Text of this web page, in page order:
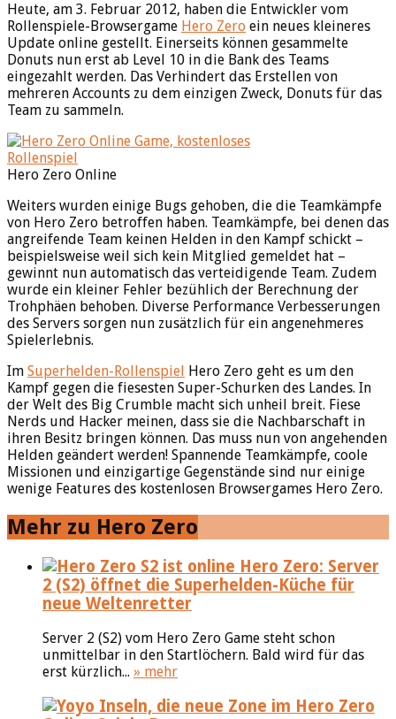
Heute, am 3. Februar 2012, haben die Entwickler vom
Rollenspiele-Browsergame Hero Zero ein neues kleineres
Update online gestellt. Einerseits können gesammelte
Donuts nun erst ab Level 10 in die Bank des Teams
eingezahlt werden. Das Verhindert das Erstellen von
mehreren Accounts zu dem einzigen Zweck, Donuts für das
Team zu sammeln.
Hero Zero Online
Weiters wurden einige Bugs gehoben, die die Teamkämpfe
von Hero Zero betroffen haben. Teamkämpfe, bei denen das
angreifende Team keinen Helden in den Kampf schickt –
beispielsweise weil sich kein Mitglied gemeldet hat –
gewinnt nun automatisch das verteidigende Team. Zudem
wurde ein kleiner Fehler bezühlich der Berechnung der
Trohphäen behoben. Diverse Performance Verbesserungen
des Servers sorgen nun zusätzlich für ein angenehmeres
Spielerlebnis.
Im Superhelden-Rollenspiel
Hero Zero geht es um den
Kampf gegen die fiesesten Super-Schurken des Landes. In
der Welt des Big Crumble macht sich unheil breit. Fiese
Nerds und Hacker meinen, dass sie die Nachbarschaft in
ihren Besitz bringen können. Das muss nun von angehenden
Helden geändert werden! Spannende Teamkämpfe, coole
Missionen und einzigartige Gegenstände sind nur einige
wenige Features des kostenlosen Browsergames Hero Zero.
Mehr zu Hero Zero
Hero Zero: Server
2 (S2) öffnet die Superhelden-Küche für
neue Weltenretter
Server 2 (S2) vom Hero Zero Game steht schon
unmittelbar in den Startlöchern. Bald wird für das
erst kürzlich... » mehr